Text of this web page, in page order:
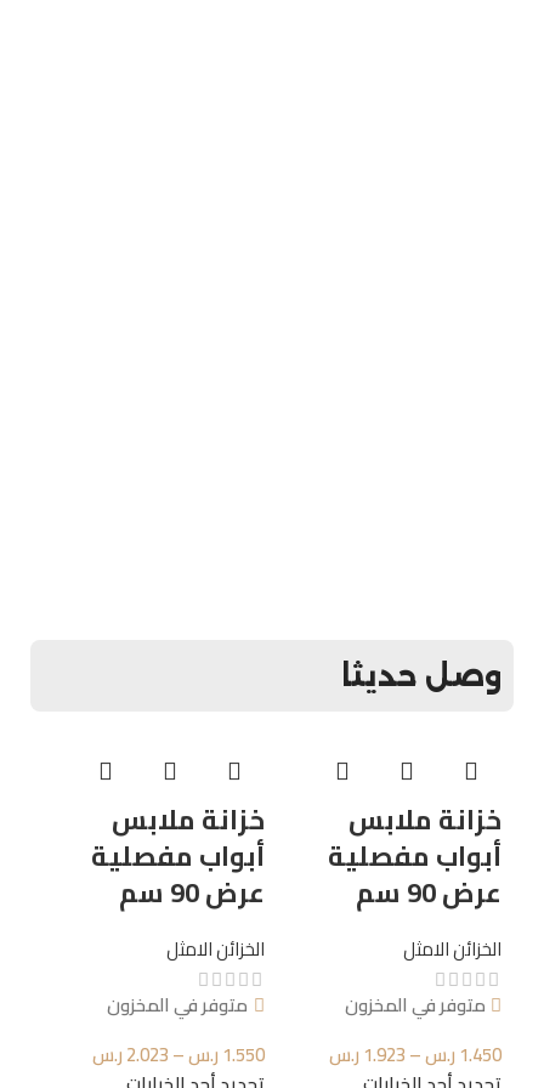
وصل حديثا
خزانة ملابس
أبواب مفصلية
عرض 90 سم
الخزائن الامثل
متوفر في المخزون
1.450 ر.س–
1.923 ر.س
خزانة ملابس
أبواب مفصلية
عرض 90 سم
الخزائن الامثل
متوفر في المخزون
1.550 ر.س–
2.023ر.س